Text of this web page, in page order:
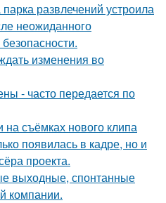
развлечений устроила
неожиданного
изменения во
- часто передается по
на съёмках нового клипа
появилась в кадре, но и
проекта.
выходные, спонтанные
компании.